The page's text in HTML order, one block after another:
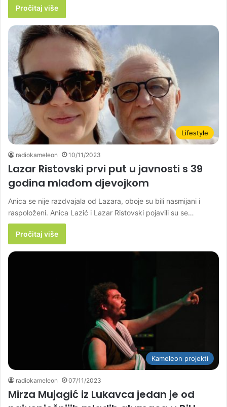
Pročitaj više
Lifestyle
radiokameleon 10/11/2023
Lazar Ristovski prvi put u javnosti s 39
godina mlađom djevojkom
Anica se nije razdvajala od Lazara, oboje su bili nasmijani i
raspoloženi. Anica Lazić i Lazar Ristovski pojavili su se…
Pročitaj više
Kameleon projekti
radiokameleon 07/11/2023
Mirza Mujagić iz Lukavca jedan je od